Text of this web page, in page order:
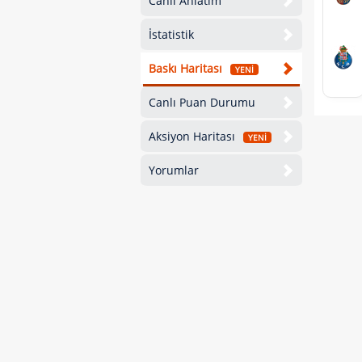
İstatistik
Baskı Haritası YENİ
Canlı Puan Durumu
Aksiyon Haritası YENİ
Yorumlar